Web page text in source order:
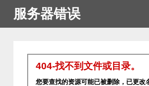
服务器错误
404-找不到文件或目录。
您要查找的资源可能已被删除，已更改